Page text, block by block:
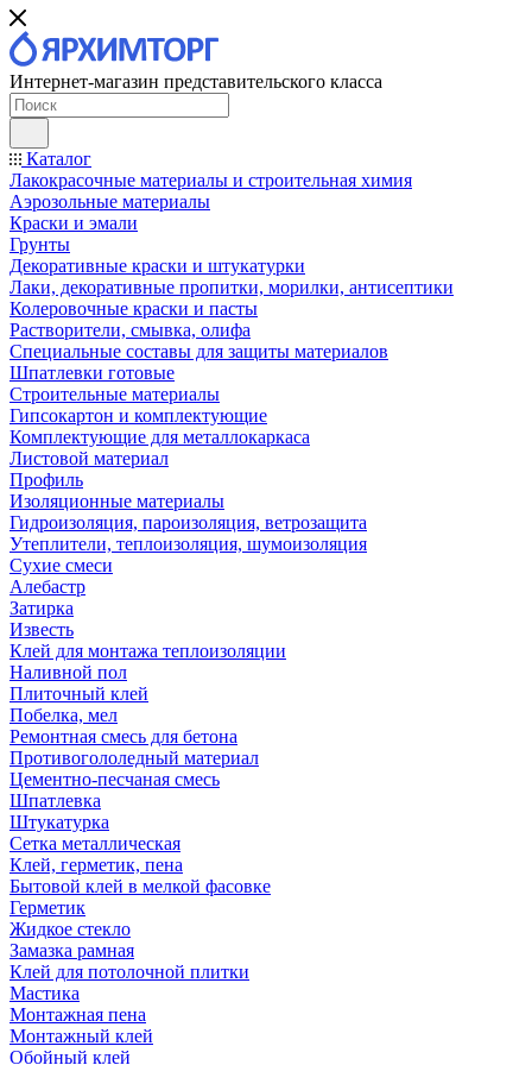
Интернет-магазин представительского класса
Каталог
Лакокрасочные материалы и строительная химия
Аэрозольные материалы
Краски и эмали
Грунты
Декоративные краски и штукатурки
Лаки, декоративные пропитки, морилки, антисептики
Колеровочные краски и пасты
Растворители, смывка, олифа
Специальные составы для защиты материалов
Шпатлевки готовые
Строительные материалы
Гипсокартон и комплектующие
Комплектующие для металлокаркаса
Листовой материал
Профиль
Изоляционные материалы
Гидроизоляция, пароизоляция, ветрозащита
Утеплители, теплоизоляция, шумоизоляция
Сухие смеси
Алебастр
Затирка
Известь
Клей для монтажа теплоизоляции
Наливной пол
Плиточный клей
Побелка, мел
Ремонтная смесь для бетона
Противогололедный материал
Цементно-песчаная смесь
Шпатлевка
Штукатурка
Сетка металлическая
Клей, герметик, пена
Бытовой клей в мелкой фасовке
Герметик
Жидкое стекло
Замазка рамная
Клей для потолочной плитки
Мастика
Монтажная пена
Монтажный клей
Обойный клей